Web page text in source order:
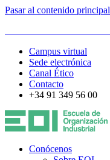
Pasar al contenido principal
Campus virtual
Sede electrónica
Canal Ético
Contacto
+34 91 349 56 00
Conócenos